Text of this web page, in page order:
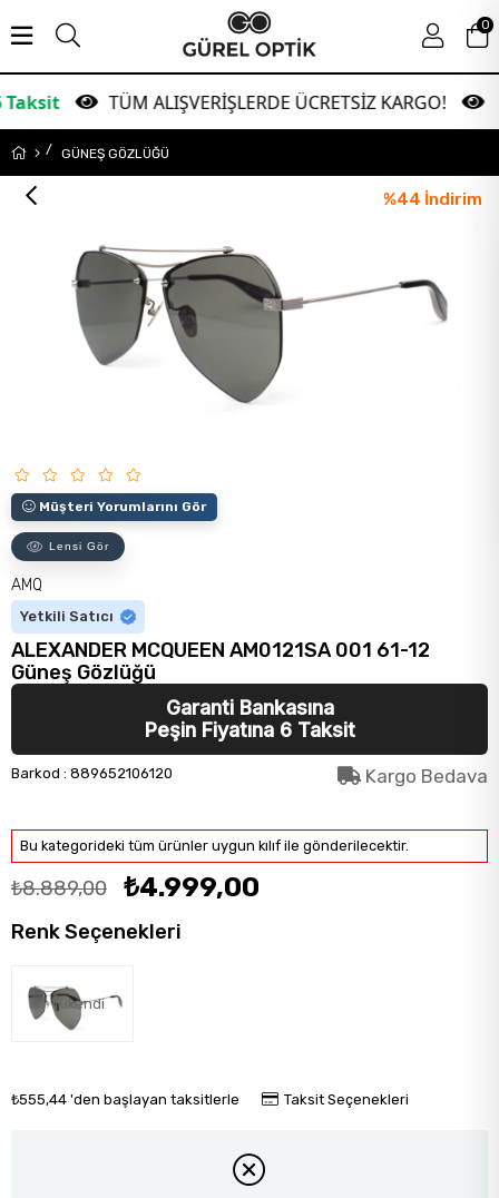
TÜM ALIŞVERİŞLERDE ÜCRETSİZ KARGO!
0
GÜNEŞ GÖZLÜĞÜ
%44 İndirim
Müşteri Yorumlarını Gör
Lensi Gör
AMQ
Yetkili Satıcı
ALEXANDER MCQUEEN AM0121SA 001 61-12
Güneş Gözlüğü
Garanti Bankasına
Peşin Fiyatına 6 Taksit
Barkod : 889652106120 Kargo Bedava
Bu kategorideki tüm ürünler uygun kılıf ile gönderilecektir.
₺8.889,00 ₺4.999,00
Renk Seçenekleri
Tükendi
₺555,44 'den başlayan taksitlerle Taksit Seçenekleri